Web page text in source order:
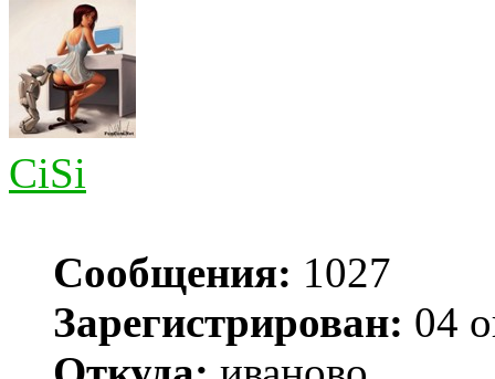
CiSi
Сообщения: 1027
Зарегистрирован: 04